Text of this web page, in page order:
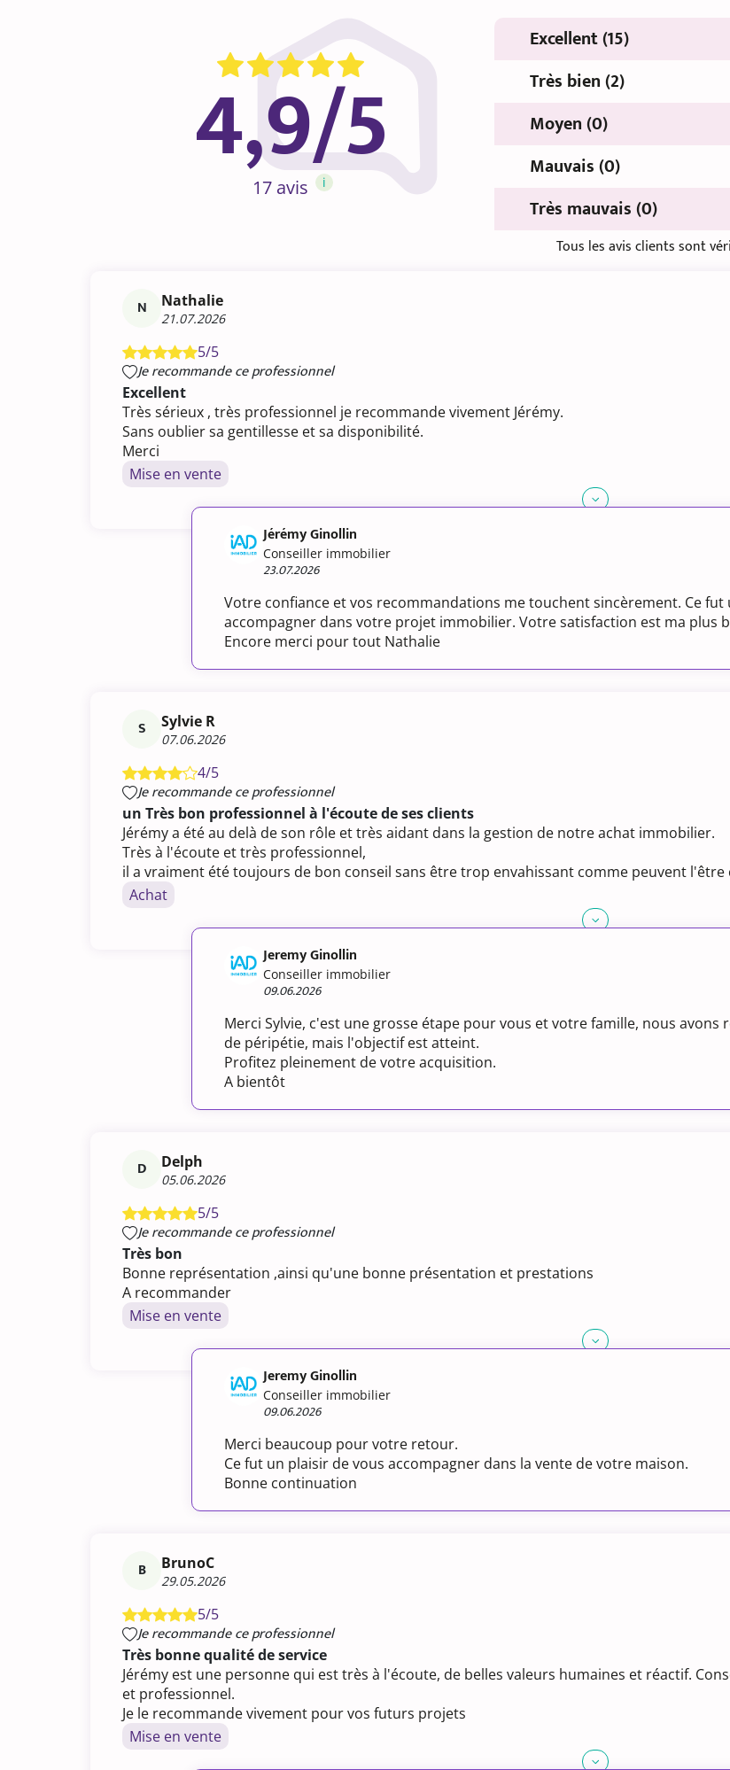
4,9/5
17 avis i
Excellent (15)
Très bien (2)
Moyen (0)
Mauvais (0)
Très mauvais (0)
Tous les avis clients sont
N Nathalie
21.07.2026
5/5
Je recommande ce professionnel
Excellent
Très sérieux , très professionnel je recommande vivement Jérémy.
Sans oublier sa gentillesse et sa disponibilité.
Merci
Mise en vente
Jérémy Ginollin
Conseiller immobilier
23.07.2026
Votre confiance et vos recommandations me touchent sincèrement. Ce fut
accompagner dans votre projet immobilier. Votre satisfaction est ma plus
Encore merci pour tout Nathalie
S Sylvie R
07.06.2026
4/5
Je recommande ce professionnel
un Très bon professionnel à l'écoute de ses clients
Jérémy a été au delà de son rôle et très aidant dans la gestion de notre achat immobilier.
Très à l'écoute et très professionnel,
il a vraiment été toujours de bon conseil sans être trop envahissant comme peuvent
Achat
Jeremy Ginollin
Conseiller immobilier
09.06.2026
Merci Sylvie, c'est une grosse étape pour vous et votre famille, nous avons
de péripétie, mais l'objectif est atteint.
Profitez pleinement de votre acquisition.
A bientôt
D Delph
05.06.2026
5/5
Je recommande ce professionnel
Très bon
Bonne représentation ,ainsi qu'une bonne présentation et prestations
A recommander
Mise en vente
Jeremy Ginollin
Conseiller immobilier
09.06.2026
Merci beaucoup pour votre retour.
Ce fut un plaisir de vous accompagner dans la vente de votre maison.
Bonne continuation
B BrunoC
29.05.2026
5/5
Je recommande ce professionnel
Très bonne qualité de service
Jérémy est une personne qui est très à l'écoute, de belles valeurs humaines et réactif.
et professionnel.
Je le recommande vivement pour vos futurs projets
Mise en vente